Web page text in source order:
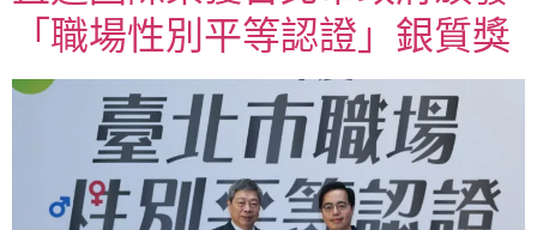
「職場性別平等認證」銀質獎